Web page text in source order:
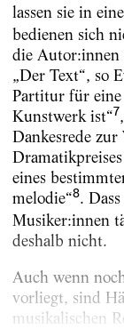
lassen sie in
bedienen sich
die Autor:innen
„Der Text“, so
Partitur für
Kunstwerk ist“7
Dankesrede
eines
melodie“8.
Musiker:innen
deshalb nicht.
Auch wenn
vorliegt, sind
musikalischen